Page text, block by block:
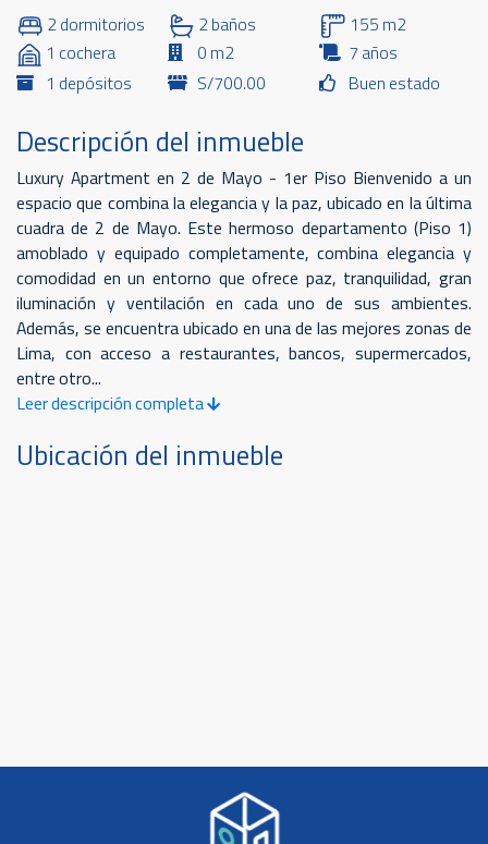
2 dormitorios 2 baños
155 m2
1 cochera
0 m2
7 años
1 depósitos
S/700.00 Buen estado
Descripción del inmueble
Luxury Apartment en 2 de Mayo - 1er Piso Bienvenido a un
espacio que combina la elegancia y la paz, ubicado en la última
cuadra de 2 de Mayo. Este hermoso departamento (Piso 1)
amoblado y equipado completamente, combina elegancia y
comodidad en un entorno que ofrece paz, tranquilidad, gran
iluminación y ventilación en cada uno de sus ambientes.
Además, se encuentra ubicado en una de las mejores zonas de
Lima, con acceso a restaurantes, bancos, supermercados,
entre otro...
Leer descripción completa
Ubicación del inmueble